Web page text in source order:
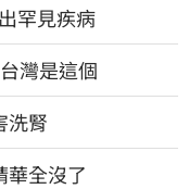
罕見疾病
灣是這個
洗腎
華全沒了